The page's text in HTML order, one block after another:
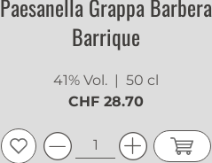
Paesanella Grappa Barbera
Barrique
41% Vol. | 50 cl
CHF 28.70